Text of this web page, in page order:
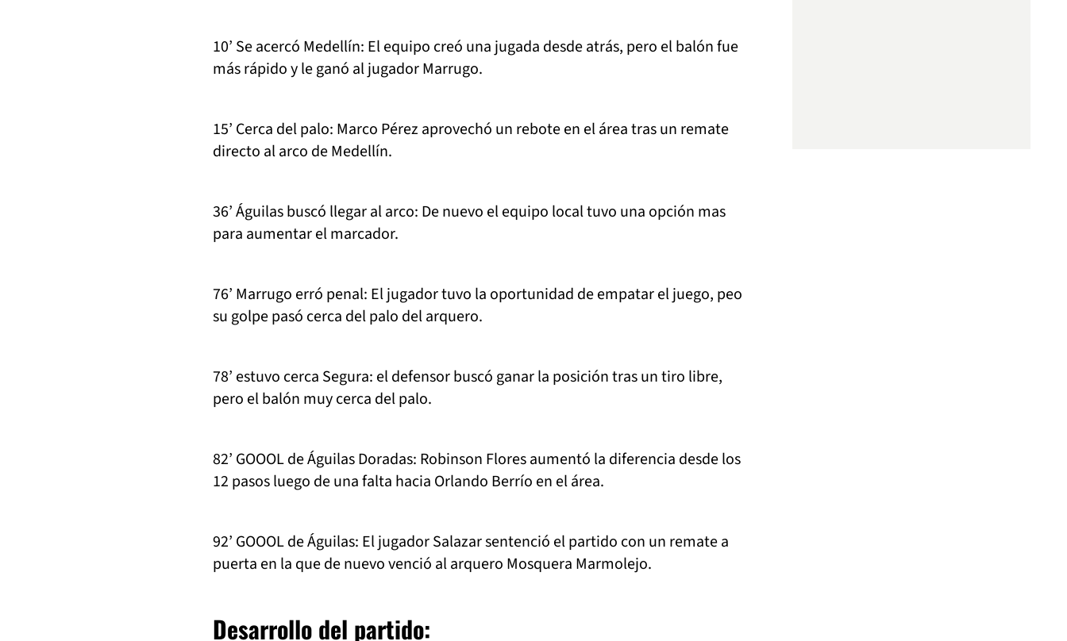
10’ Se acercó Medellín: El equipo creó una jugada desde atrás, pero el balón fue
más rápido y le ganó al jugador Marrugo.
15’ Cerca del palo: Marco Pérez aprovechó un rebote en el área tras un remate
directo al arco de Medellín.
36’ Águilas buscó llegar al arco: De nuevo el equipo local tuvo una opción mas
para aumentar el marcador.
76’ Marrugo erró penal: El jugador tuvo la oportunidad de empatar el juego, peo
su golpe pasó cerca del palo del arquero.
78’ estuvo cerca Segura: el defensor buscó ganar la posición tras un tiro libre,
pero el balón muy cerca del palo.
82’ GOOOL de Águilas Doradas: Robinson Flores aumentó la diferencia desde los
12 pasos luego de una falta hacia Orlando Berrío en el área.
92’ GOOOL de Águilas: El jugador Salazar sentenció el partido con un remate a
puerta en la que de nuevo venció al arquero Mosquera Marmolejo.
Desarrollo del partido: